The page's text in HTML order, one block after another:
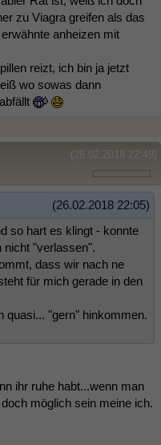
zu Viagra greifen als das
anheizen mit
reizt, ich bin ja jetzt
wo sowas dann
(26.02.2018 22:49)
(26.02.2018 22:05)
so hart es klingt - konnte
nicht "verlassen".
dass wir nach ne
für mich gerade in den
quasi... "gern" hinkommen.
ihr ruhe habt...wenn man
möglich sein meine ich.